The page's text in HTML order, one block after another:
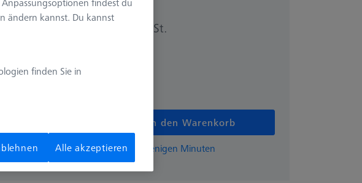
zzgl. USt.
Verfügbar
In den Warenkorb
Offizielles ZEISS-Angebot in wenigen Minuten
ändern kannst. Du kannst
finden Sie in
Alle akzeptieren